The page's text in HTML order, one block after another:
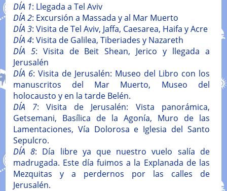
DÍA 1: Llegada a Tel Aviv
DÍA 2: Excursión a Massada y al Mar Muerto
DÍA 3: Visita de Tel Aviv, Jaffa, Caesarea, Haifa y Acre
DÍA 4: Visita de Galilea, Tiberiades y Nazareth
DÍA 5: Visita de Beit Shean, Jerico y llegada a
Jerusalén
DÍA 6: Visita de Jerusalén: Museo del Libro con los
manuscritos del Mar Muerto, Museo del
holocausto y en la tarde Belén.
DÍA 7: Visita de Jerusalén: Vista panorámica,
Getsemani, Basílica de la Agonía, Muro de las
Lamentaciones, Vía Dolorosa e Iglesia del Santo
Sepulcro.
DÍA 8: Día libre ya que nuestro vuelo salía de
madrugada. Este día fuimos a la Explanada de las
Mezquitas y a perdernos por las calles de
Jerusalén.